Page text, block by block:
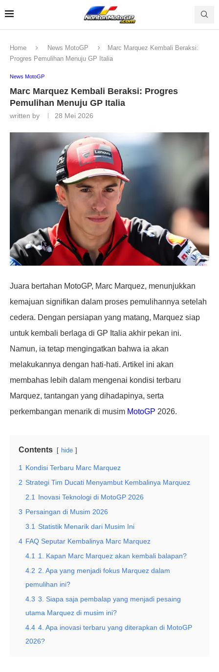
Home News MotoGP
Marc Marquez Kembali Beraksi:
Progres Pemulihan Menuju GP Italia
News MotoGP
Marc Marquez Kembali Beraksi: Progres
Pemulihan Menuju GP Italia
written by 28 Mei 2026
Juara bertahan MotoGP, Marc Marquez, menunjukkan
kemajuan signifikan dalam proses pemulihannya setelah
cedera. Dengan persiapan yang matang, Marquez siap
untuk kembali berlaga di GP Italia akhir pekan ini.
Namun, ia tetap mengingatkan bahwa ia akan
melakukannya dengan hati-hati. Artikel ini akan
membahas lebih dalam mengenai kondisi terbaru
Marquez, tantangan yang dihadapinya, serta
perkembangan menarik di musim MotoGP 2026.
Contents hide
1
Kondisi Terbaru Marc Marquez
2 Strategi Tim Ducati Menyambut Kembalinya Marquez
2.1
Inovasi Teknologi di MotoGP 2026
3 Persaingan di Musim 2026
3.1 Statistik Menarik dari Musim Ini
4 FAQ Seputar Kembalinya Marc Marquez
4.1
1. Kapan Marc Marquez akan kembali balapan?
4.2 2. Apa yang menjadi fokus Marquez dalam
pemulihan ini?
4.3 3. Siapa saja pembalap yang menjadi pesaing
utama Marquez di musim ini?
4.4 4. Apa inovasi terbaru yang diterapkan di MotoGP
2026?